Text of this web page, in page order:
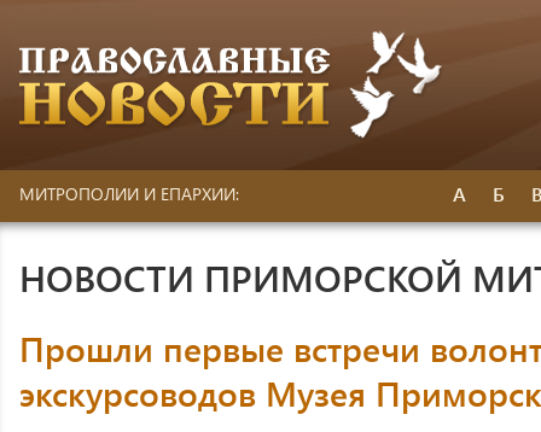
МИТРОПОЛИИ И ЕПАРХИИ: А Б
НОВОСТИ ПРИМОРСКОЙ
Прошли первые встречи
экскурсоводов Музея